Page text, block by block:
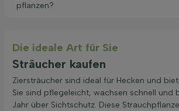
pflanzen?
Die ideale Art für Sie
Sträucher kaufen
Ziersträucher sind ideal für Hecken und
Sie sind pflegeleicht, wachsen schnell und
Jahr über Sichtschutz. Diese